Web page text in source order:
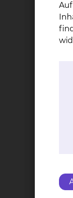
Theo